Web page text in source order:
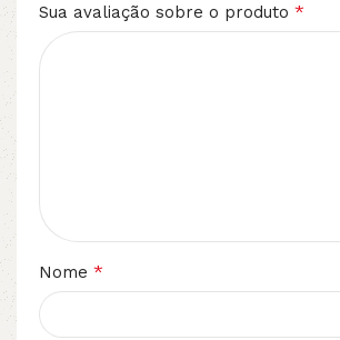
Sua avaliação sobre o produto *
Nome *